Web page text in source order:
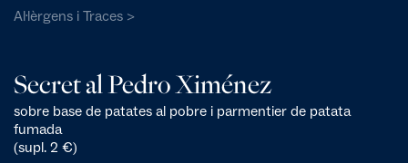
Al·lèrgens i Traces >
Secret al Pedro Ximénez
sobre base de patates al pobre i parmentier de patata
fumada
(supl. 2 €)